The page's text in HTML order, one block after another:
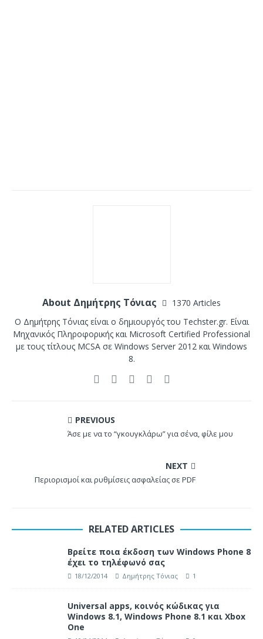
About Δημήτρης Τόνιας
1370 Articles
Ο Δημήτρης Τόνιας είναι ο δημιουργός του Techster.gr. Είναι
Μηχανικός Πληροφορικής και Microsoft Certified Professional
με τους τίτλους MCSA σε Windows Server 2012 και Windows
8.
PREVIOUS
Άσε με να το “γκουγκλάρω” για σένα, φίλε μου
NEXT
Περιορισμοί και ρυθμίσεις ασφαλείας σε PDF
RELATED ARTICLES
Βρείτε ποια έκδοση των Windows Phone 8
έχει το τηλέφωνό σας
18/12/2014 Δημήτρης Τόνιας 1
Universal apps, κοινός κώδικας για
Windows 8.1, Windows Phone 8.1 και Xbox
One